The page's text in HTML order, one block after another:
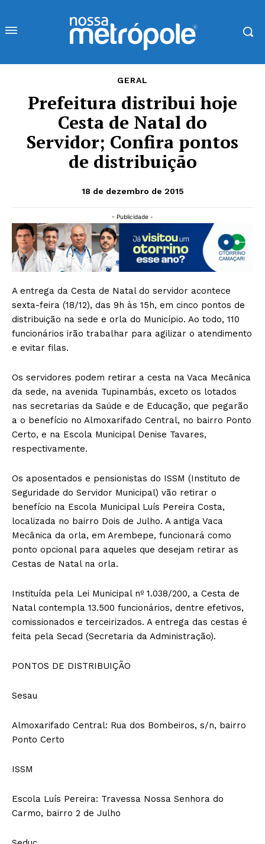
GERAL
Prefeitura distribui hoje
Cesta de Natal do
Servidor; Confira pontos
de distribuição
18 de dezembro de 2015
- Publicidade -
A entrega da Cesta de Natal do servidor acontece
sexta-feira (18/12), das 9h às 15h, em cinco pontos de
distribuição na sede e orla do Município. Ao todo, 110
funcionários irão trabalhar para agilizar o atendimento
e evitar filas.
Os servidores podem retirar a cesta na Vaca Mecânica
da sede, na avenida Tupinambás, exceto os lotados
nas secretarias da Saúde e de Educação, que pegarão
a o benefício no Almoxarifado Central, no bairro Ponto
Certo, e na Escola Municipal Denise Tavares,
respectivamente.
Os aposentados e pensionistas do ISSM (Instituto de
Seguridade do Servidor Municipal) vão retirar o
benefício na Escola Municipal Luís Pereira Costa,
localizada no bairro Dois de Julho. A antiga Vaca
Mecânica da orla, em Arembepe, funcionará como
ponto opcional para aqueles que desejam retirar as
Cestas de Natal na orla.
Instituída pela Lei Municipal nº 1.038/200, a Cesta de
Natal contempla 13.500 funcionários, dentre efetivos,
comissionados e terceirizados. A entrega das cestas é
feita pela Secad (Secretaria da Administração).
PONTOS DE DISTRIBUIÇÃO
Sesau
Almoxarifado Central: Rua dos Bombeiros, s/n, bairro
Ponto Certo
ISSM
Escola Luís Pereira: Travessa Nossa Senhora do
Carmo, bairro 2 de Julho